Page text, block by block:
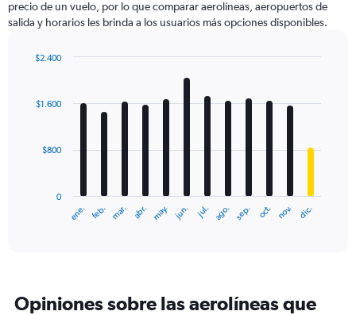
precio de un vuelo, por lo que comparar aerolíneas, aeropuertos de
salida y horarios les brinda a los usuarios más opciones disponibles.
with
12
The
categories.
ene. feb. mar. abr. may. jun. jul. ago. sep. oct. nov. dic.
0
$800
$1.600
$2.400
Opiniones sobre las aerolíneas que